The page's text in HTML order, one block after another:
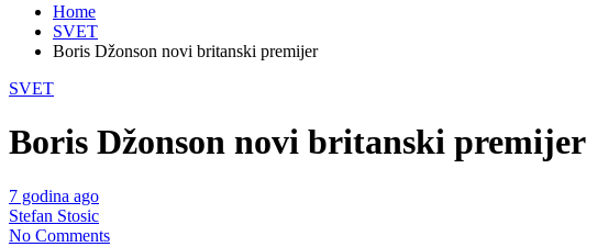
Home
SVET
Boris Džonson novi britanski premijer
SVET
Boris Džonson novi britanski premijer
7 godina ago
Stefan Stosic
No Comments